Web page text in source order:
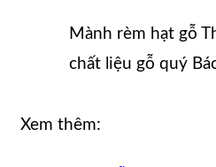
Mành rèm hạt gỗ
chất liệu gỗ quý
Xem thêm: